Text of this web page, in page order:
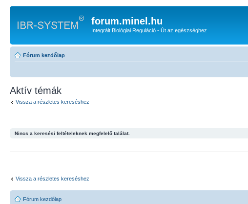
forum.minel.hu
Integrált Biológiai Reguláció - Út az egészséghez
Fórum kezdőlap
Aktív témák
Vissza a részletes kereséshez
Nincs a keresési feltételeknek megfelelő találat.
Vissza a részletes kereséshez
Fórum kezdőlap